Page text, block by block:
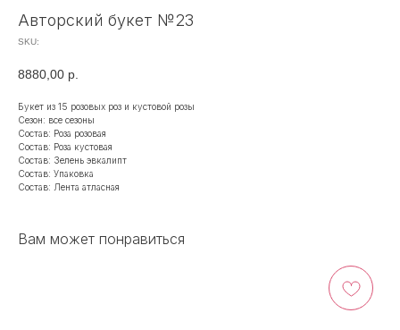
Авторский букет №23
SKU:
8880,00 р.
Букет из 15 розовых роз и кустовой розы
Сезон: все сезоны
Состав: Роза розовая
Состав: Роза кустовая
Состав: Зелень эвкалипт
Состав: Упаковка
Состав: Лента атласная
Вам может понравиться